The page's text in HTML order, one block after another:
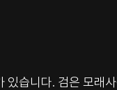
습니다. 검은 모래